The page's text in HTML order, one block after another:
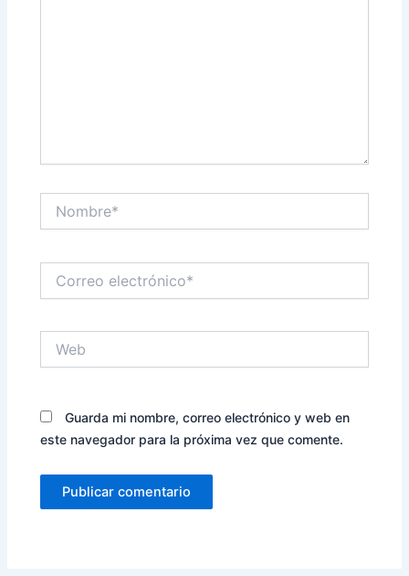
electrónico*
Guarda mi nombre, correo electrónico y web en
este navegador para la próxima vez que comente.